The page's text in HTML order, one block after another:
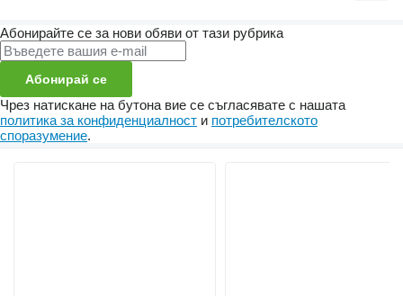
Абонирайте се за нови обяви от тази рубрика
Абонирай се
Чрез натискане на бутона вие се съгласявате с нашата
политика за конфиденциалност и потребителското
споразумение.